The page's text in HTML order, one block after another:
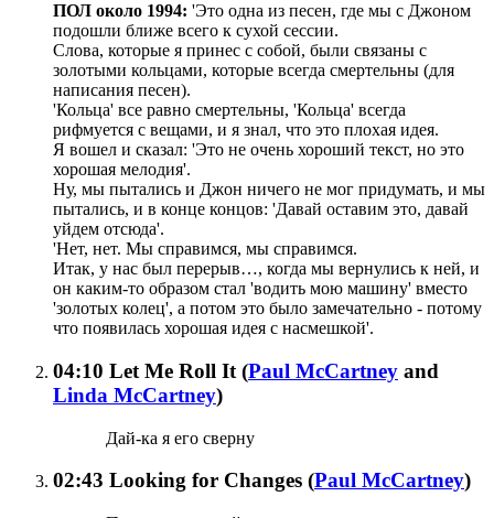
ПОЛ около 1994: 'Это одна из песен, где мы с Джоном
подошли ближе всего к сухой сессии.
Слова, которые я принес с собой, были связаны с
золотыми кольцами, которые всегда смертельны (для
написания песен).
'Кольца' все равно смертельны, 'Кольца' всегда
рифмуется с вещами, и я знал, что это плохая идея.
Я вошел и сказал: 'Это не очень хороший текст, но это
хорошая мелодия'.
Ну, мы пытались и Джон ничего не мог придумать, и мы
пытались, и в конце концов: 'Давай оставим это, давай
уйдем отсюда'.
'Нет, нет. Мы справимся, мы справимся.
Итак, у нас был перерыв…, когда мы вернулись к ней, и
он каким-то образом стал 'водить мою машину' вместо
'золотых колец', а потом это было замечательно - потому
что появилась хорошая идея с насмешкой'.
04:10 Let Me Roll It (Paul McCartney and
Linda McCartney)
Дай-ка я его сверну
02:43 Looking for Changes (Paul McCartney)